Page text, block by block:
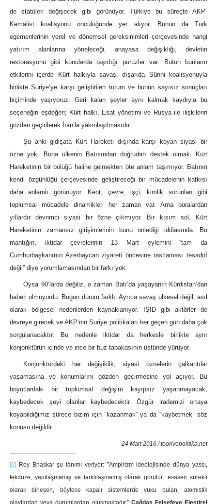
de statüleri değişecek gibi görünüyor. Türkiye bu süreçte AKP-
Kemalist koalisyonu öncülüğünde yer alıyor. Bunun da Türk
egemenlerinin yerel ve dönemsel gereksinimleri çerçevesinde hangi
yatırım alanlarına yöneleceği, anayasa değişikliği, devletin
restorasyonu gibi konularda taşıdığı pürüzler var. Bütün bunların
etkilerini içerde Kürt halkıyla savaş, dışarıda Sünni koalisyonuyla
birlikte Suriye’ye karşı geliştirilen tutum ve bunun sayısız sonuçları
biçiminde yaşıyoruz. Geri kalan şeyler aynı kalmak kaydıyla bu
seçeneğin eşdeğeri; Kürt halkı, Esat yönetimi ve Rusya ile ilişkilerin
gözden geçirilerek İran’la yakınlaşılmasıdır.
Şu anki gidişata Kürt Hareketi dışında karşı koyan siyasi bir
özne yok. Buna ülkenin Batısından doğrudan destek olmak, Kürt
Hareketinin bir bölüğü haline gelmekten öte anlam taşımıyor. Batının
kendi özgünlüğü çerçevesinde geliştireceği bir mücadelenin katkısı
daha anlamlı görünüyor. Kent, çevre, işçi, kimlik sorunları gibi
toplumsal mücadele dinamikleri her zaman var. Ama buralardan
yıllardır devrimci siyasi bir özne çıkmıyor. Bir kısım sol, Kürt
Hareketinin zamansız girişimlerinin bunu önlediği iddiasında. Bu
mantığın, iktidar çevrelerinin 13 Mart eylemini “tam da
Cumhurbaşkanının Azerbaycan ziyareti öncesine rastlaması tesadüf
değil” diye yorumlamasından bir farkı yok.
Oysa 90’larda değiliz, o zaman Batı’da yaşayanın Kürdistan’dan
haberi olmuyordu. Bugün durum farklı. Ayrıca savaş ülkesel değil, asıl
olarak bölgesel nedenlerden kaynaklanıyor. IŞİD gibi aktörler de
devreye girecek ve AKP’nin Suriye politikaları her geçen gün daha çok
sorgulanacaktır. Bu nedenle iktidar da herkesle birlikte aynı
konjonktürün içinde ve ince bir buz tabakasının üstünde yürüyor.
Konjonktürdeki her değişiklik, siyasi öznelerin çalkantılar
yaşamasına ve konumlarını gözden geçirmesine yol açıyor. Bu
boyutlardaki bir toplumsal değişim kayıpsız yaşanmayacak,
kaybedecek şeyi olanlar kaybedecektir. Özgür irademizi ortaya
koyabildiğimiz sürece bizim için “kazanmak” ya da “kaybetmek” söz
konusu değildir.
24 Mart 2016 / teorivepolitika.net
[1] Roy Bhaskar şu tanımı veriyor: ”Ampirizm ideolojisinde dünya yassı,
tekdüze, yapılaşmamış ve farklılaşmamış olarak görülür: esasen sürekli
olarak birleşen, böylece kapalı sistemlerde vuku bulan, atomistik
olaylardan veya durumlardan oluşmaktadır.” Çağdaş Felsefeye Eleştirel